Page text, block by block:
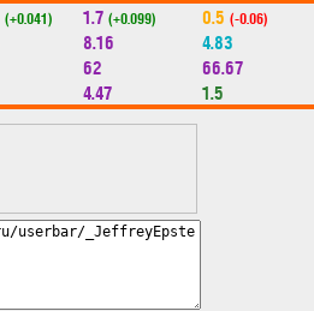
(+0.041) 1.7 (+0.099) 0.5 (-0.06)
8.16 4.83
62 66.67
4.47 1.5